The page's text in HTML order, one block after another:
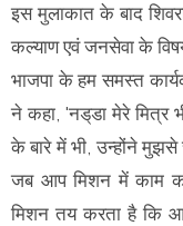
इस मुलाकात के बाद
कल्याण एवं जनसेवा के
भाजपा के हम समस्त
ने कहा, 'नड्‌डा मेरे मित्र
के बारे में भी, उन्होंने मुझसे
जब आप मिशन में काम
मिशन तय करता है कि